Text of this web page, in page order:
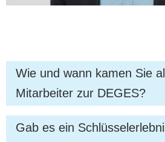
Wie und wann kamen Sie
Mitarbeiter zur DEGES?
Seit dem 1. Mai 2016 arbeite
Gab es ein